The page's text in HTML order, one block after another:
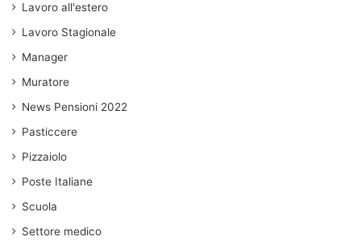
Lavoro all'estero
Lavoro Stagionale
Manager
Muratore
News Pensioni 2022
Pasticcere
Pizzaiolo
Poste Italiane
Scuola
Settore medico